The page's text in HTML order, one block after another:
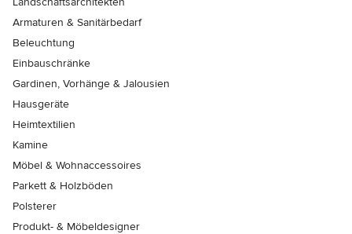
Armaturen & Sanitärbedarf
Beleuchtung
Einbauschränke
Gardinen, Vorhänge & Jalousien
Hausgeräte
Heimtextilien
Kamine
Möbel & Wohnaccessoires
Parkett & Holzböden
Polsterer
Produkt- & Möbeldesigner